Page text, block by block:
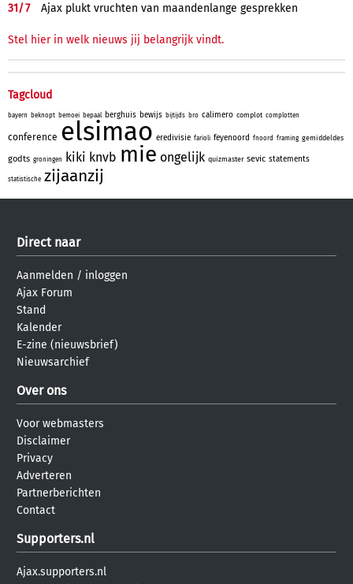
31/7 Ajax plukt vruchten van maandenlange gesprekken
Stel hier in welk nieuws jij belangrijk vindt.
Tagcloud
bayern beknopt bemoei bepaal berghuis bewijs bijtijds bro calimero complot complotten
conference elsimao eredivisie farioli feyenoord fnoord framing gemiddeldes
godts groningen kiki knvb mie ongelijk quizmaster sevic statements
statistische zijaanzij
Direct naar
Aanmelden / inloggen
Ajax Forum
Stand
Kalender
E-zine (nieuwsbrief)
Nieuwsarchief
Over ons
Voor webmasters
Disclaimer
Privacy
Adverteren
Partnerberichten
Contact
Supporters.nl
Ajax.supporters.nl